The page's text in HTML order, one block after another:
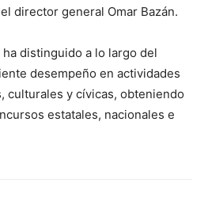
director general Omar Bazán.
distinguido a lo largo del
desempeño en actividades
culturales y cívicas, obteniendo
estatales, nacionales e